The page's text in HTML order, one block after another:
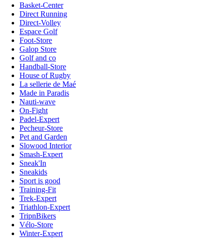
Basket-Center
Direct Running
Direct-Volley
Espace Golf
Foot-Store
Galop Store
Golf and co
Handball-Store
House of Rugby
La sellerie de Maé
Made in Paradis
Nauti-wave
On-Fight
Padel-Expert
Pecheur-Store
Pet and Garden
Slowood Interior
Smash-Expert
Sneak'In
Sneakids
Sport is good
Training-Fit
Trek-Expert
Triathlon-Expert
TripnBikers
Vélo-Store
Winter-Expert